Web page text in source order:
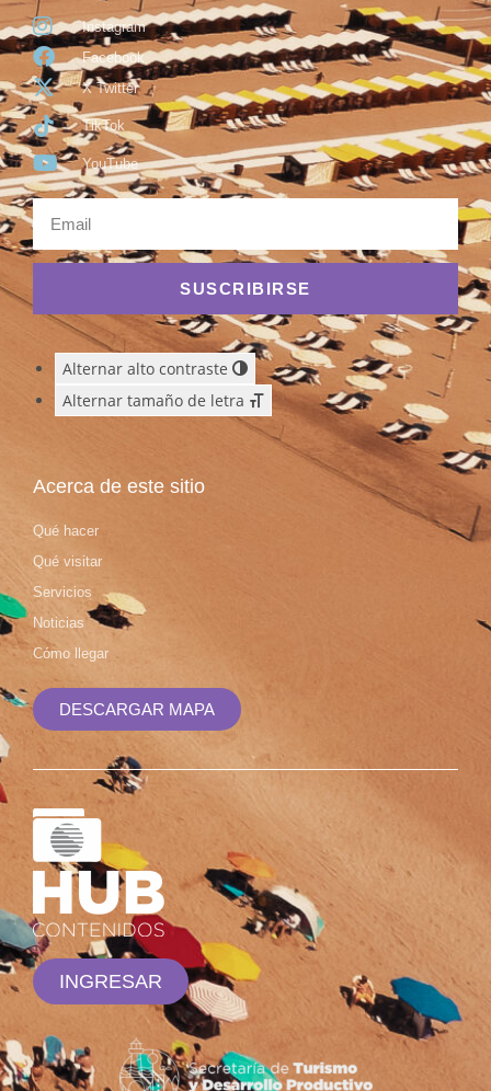
Instagram
Facebook
X Twitter
TikTok
YouTube
SUSCRIBIRSE
Alternar alto contraste
Alternar tamaño de letra
Acerca de este sitio
Qué hacer
Qué visitar
Servicios
Noticias
Cómo llegar
DESCARGAR MAPA
INGRESAR